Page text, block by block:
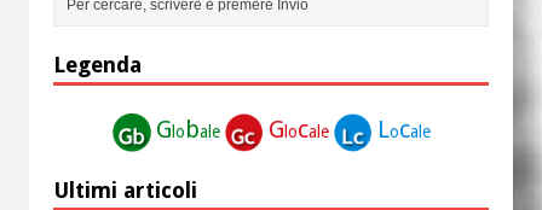
Legenda
Globale Glocale Locale
Ultimi articoli